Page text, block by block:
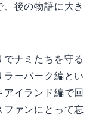
後の物語に大き
ナミたちを守る
ーバーク編とい
イランド編で回
ァンにとって忘